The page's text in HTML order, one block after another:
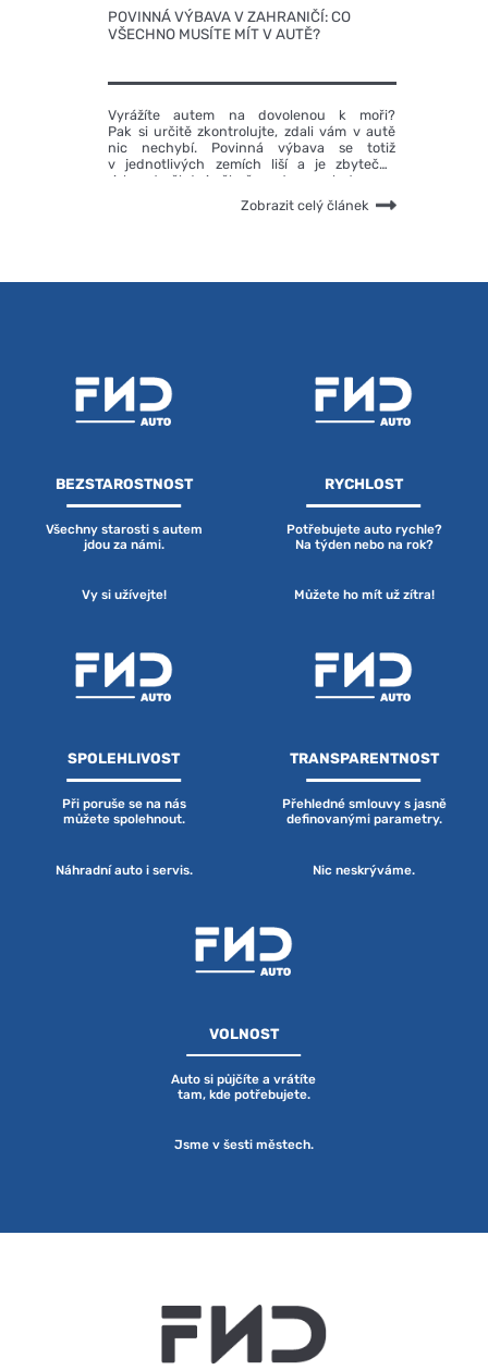
POVINNÁ VÝBAVA V ZAHRANIČÍ: CO
VŠECHNO MUSÍTE MÍT V AUTĚ?
Vyrážíte autem na dovolenou k moři?
Pak si určitě zkontrolujte, zdali vám v autě
nic nechybí. Povinná výbava se totiž
v jednotlivých zemích liší a je zbytečné
riskovat někdy i pěkně mastnou pokutu.
Zobrazit celý článek
BEZSTAROSTNOST
Všechny starosti s autem
jdou za námi.
Vy si užívejte!
RYCHLOST
Potřebujete auto rychle?
Na týden nebo na rok?
Můžete ho mít už zítra!
SPOLEHLIVOST
Při poruše se na nás
můžete spolehnout.
Náhradní auto i servis.
TRANSPARENTNOST
Přehledné smlouvy s jasně
definovanými parametry.
Nic neskrýváme.
VOLNOST
Auto si půjčíte a vrátíte
tam, kde potřebujete.
Jsme v šesti městech.